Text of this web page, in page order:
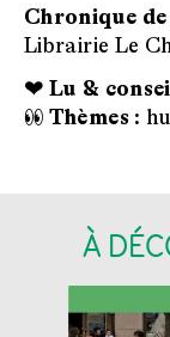
Chronique de
Librairie Le
❤ Lu &
👀 Thèmes :
À